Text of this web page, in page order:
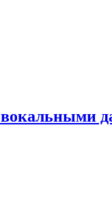
вокальными